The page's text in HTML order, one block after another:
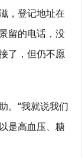
，登记地址在
留的电话，没
了，但仍不愿
“我就说我们
是高血压、糖